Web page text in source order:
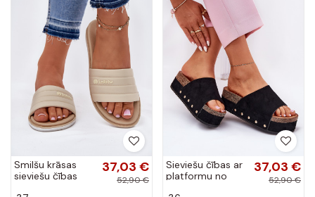
Smilšu krāsas
sieviešu čības
37,03 €
52,90 €
Sieviešu čības ar
platformu no
37,03 €
52,90 €